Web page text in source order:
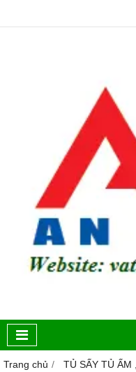
Trang chủ
TỦ SẤY TỦ ẤM